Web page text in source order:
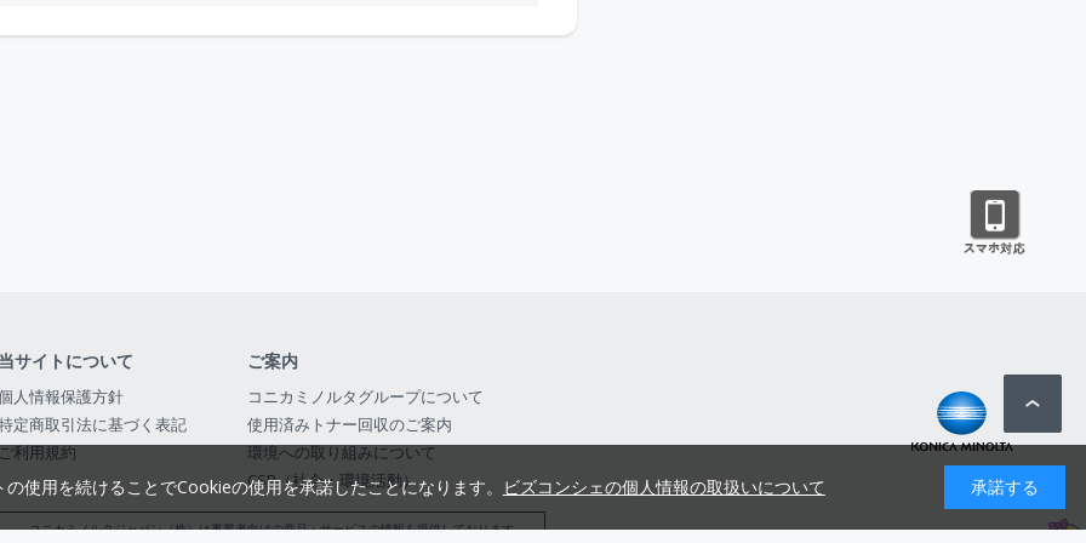
当サイトについて
人情報保護方針
定商取引法に基づく表記
利用規約
ご案内
コニカミノルタグループについて
使用済みトナー回収のご案内
環境への取り組みについて
CSR（社会・環境活動）
コニカミノルタジャパン（株）は事業者向けの商品・サービスの情報を提供しております
使用を続けることでCookieの使用を承諾したことになります。 ビズコンシェの個人情報の取扱いについて 承諾する